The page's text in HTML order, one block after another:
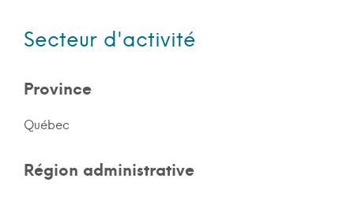
Secteur d'activité
Province
Québec
Région administrative